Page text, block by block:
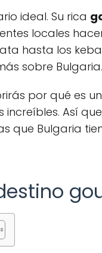
ideal. Su rica
locales
hasta los
sobre Bulgaria.
por qué es
increíbles. Así
que Bulgaria